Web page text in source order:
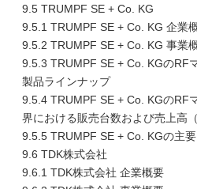
9.5 TRUMPF SE + Co. KG
9.5.1 TRUMPF SE + Co. KG 企業
9.5.2 TRUMPF SE + Co. KG 事業
9.5.3 TRUMPF SE + Co. KGのRF
製品ラインナップ
9.5.4 TRUMPF SE + Co. KGのRF
界における販売台数および売上高
9.5.5 TRUMPF SE + Co. KGの主
9.6 TDK株式会社
9.6.1 TDK株式会社 企業概要